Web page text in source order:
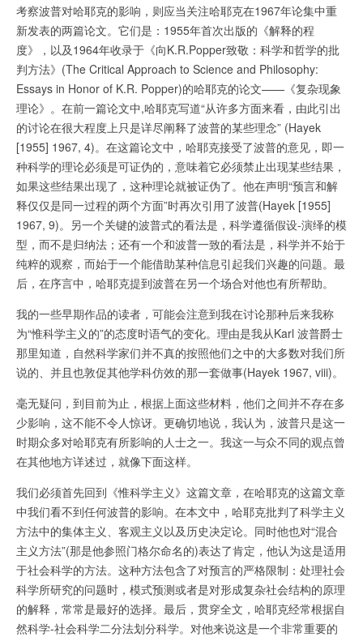
考察波普对哈耶克的影响，则应当关注哈耶克在1967年论集中重
新发表的两篇论文。它们是：1955年首次出版的《解释的程
度》，以及1964年收录于《向K.R.Popper致敬：科学和哲学的批
判方法》(The Critical Approach to Science and Philosophy:
Essays in Honor of K.R. Popper)的哈耶克的论文——《复杂现象
理论》。在前一篇论文中,哈耶克写道“从许多方面来看，由此引出
的讨论在很大程度上只是详尽阐释了波普的某些理念” (Hayek
[1955] 1967, 4)。在这篇论文中，哈耶克接受了波普的意见，即一
种科学的理论必须是可证伪的，意味着它必须禁止出现某些结果，
如果这些结果出现了，这种理论就被证伪了。他在声明“预言和解
释仅仅是同一过程的两个方面”时再次引用了波普(Hayek [1955]
1967, 9)。另一个关键的波普式的看法是，科学遵循假设-演绎的模
型，而不是归纳法；还有一个和波普一致的看法是，科学并不始于
纯粹的观察，而始于一个能借助某种信息引起我们兴趣的问题。最
后，在序言中，哈耶克提到波普在另一个场合对他也有所帮助。
我的一些早期作品的读者，可能会注意到我在讨论那种后来我称
为“惟科学主义的”的态度时语气的变化。理由是我从Karl 波普爵士
那里知道，自然科学家们并不真的按照他们之中的大多数对我们所
说的、并且也敦促其他学科仿效的那一套做事(Hayek 1967, viii)。
毫无疑问，到目前为止，根据上面这些材料，他们之间并不存在多
少影响，这不能不令人惊讶。更确切地说，我认为，波普只是这一
时期众多对哈耶克有所影响的人士之一。我这一与众不同的观点曾
在其他地方详述过，就像下面这样。
我们必须首先回到《惟科学主义》这篇文章，在哈耶克的这篇文章
中我们看不到任何波普的影响。在本文中，哈耶克批判了科学主义
方法中的集体主义、客观主义以及历史决定论。同时他也对“混合
主义方法”(那是他参照门格尔命名的)表达了肯定，他认为这是适用
于社会科学的方法。这种方法包含了对预言的严格限制：处理社会
科学所研究的问题时，模式预测或者是对形成复杂社会结构的原理
的解释，常常是最好的选择。最后，贯穿全文，哈耶克经常根据自
然科学-社会科学二分法划分科学。对他来说这是一个非常重要的